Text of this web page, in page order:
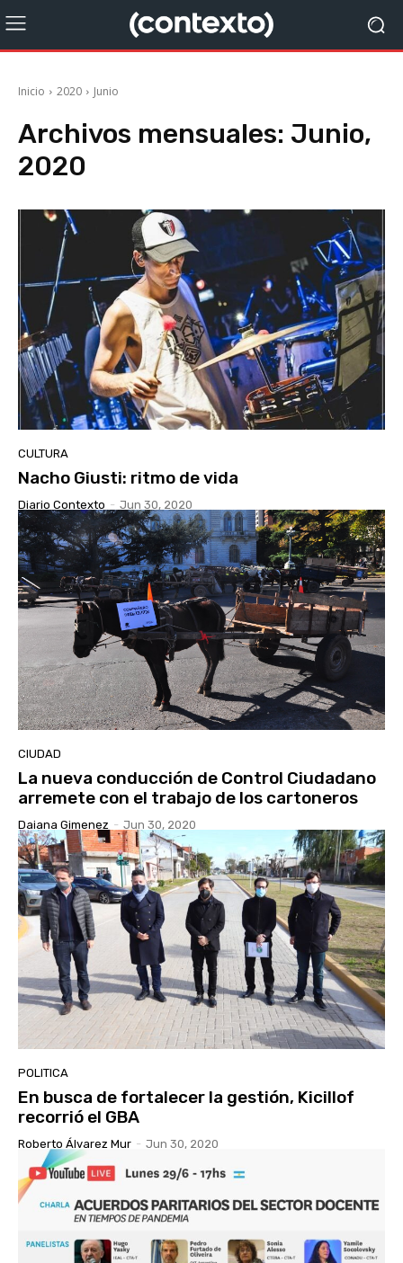
Inicio 2020 Junio
Archivos mensuales: Junio,
2020
CULTURA
Nacho Giusti: ritmo de vida
Diario Contexto - Jun 30, 2020
CIUDAD
La nueva conducción de Control Ciudadano
arremete con el trabajo de los cartoneros
Daiana Gimenez - Jun 30, 2020
POLITICA
En busca de fortalecer la gestión, Kicillof
recorrió el GBA
Roberto Álvarez Mur - Jun 30, 2020